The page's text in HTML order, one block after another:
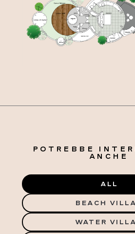
POTREBBE
ANCHE
ALL
BEACH
WATER